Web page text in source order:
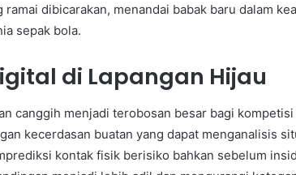
dibicarakan, menandai babak baru dalam
sepak bola.
di Lapangan Hijau
canggih menjadi terobosan besar bagi
kecerdasan buatan yang dapat menganalisis
kontak fisik berisiko bahkan sebelum